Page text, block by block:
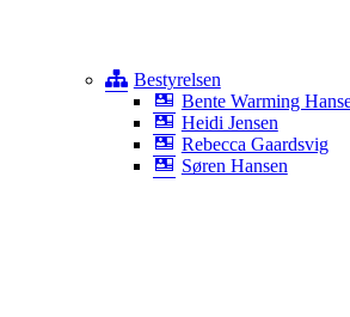
Bestyrelsen
Bente Warming
Heidi Jensen
Rebecca Gaardsvig
Søren Hansen